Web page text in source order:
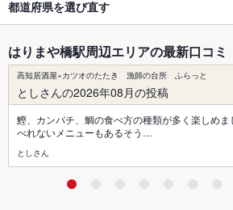
都道府県を選び直す
はりまや橋駅周辺エリアの最新口コミ
高知居酒屋×カツオのたたき 漁師の台所 ふらっと
としさんの2026年08月の投稿
鰹、カンパチ、鯛の食べ方の種類が多く楽しめ
べれないメニューもあるそう…
としさん